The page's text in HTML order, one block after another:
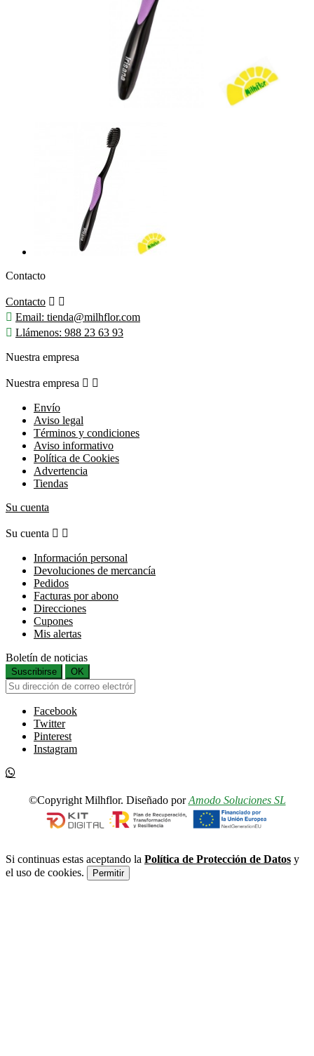
Contacto
Contacto  
 Email: tienda@milhflor.com
 Llámenos: 988 23 63 93
Nuestra empresa
Nuestra empresa  
Envío
Aviso legal
Términos y condiciones
Aviso informativo
Política de Cookies
Advertencia
Tiendas
Su cuenta
Su cuenta  
Información personal
Devoluciones de mercancía
Pedidos
Facturas por abono
Direcciones
Cupones
Mis alertas
Boletín de noticias
Suscribirse OK
Facebook
Twitter
Pinterest
Instagram
©Copyright Milhflor. Diseñado porAmodo Soluciones SL
Si continuas estas aceptando la Política de Protección de Datos y
el uso de cookies.
Permitir